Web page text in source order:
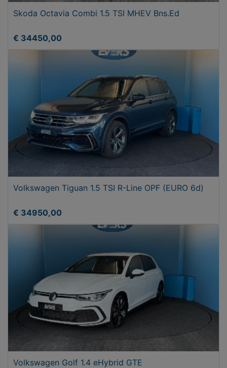
Skoda Octavia Combi 1.5 TSI MHEV Bns.Ed
€ 34450,00
Volkswagen Tiguan 1.5 TSI R-Line OPF (EURO 6d)
€ 34950,00
Volkswagen Golf 1.4 eHybrid GTE